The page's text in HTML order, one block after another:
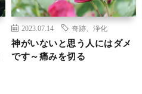
2023.07.14 奇跡、浄化
神がいないと思う人にはダメ
です～痛みを切る